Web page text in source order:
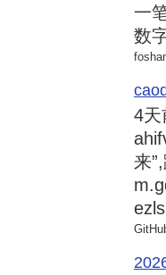
一
数
4天
来